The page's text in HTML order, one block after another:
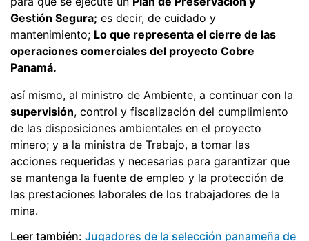
Gestión Segura; es decir, de cuidado y
mantenimiento; Lo que representa el cierre de las
operaciones comerciales del proyecto Cobre
Panamá.
así mismo, al ministro de Ambiente, a continuar con la
supervisión, control y fiscalización del cumplimiento
de las disposiciones ambientales en el proyecto
minero; y a la ministra de Trabajo, a tomar las
acciones requeridas y necesarias para garantizar que
se mantenga la fuente de empleo y la protección de
las prestaciones laborales de los trabajadores de la
mina.
Leer también: Jugadores de la selección panameña de